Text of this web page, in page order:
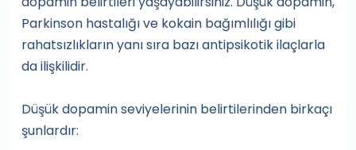
Parkinson hastalığı ve kokain bağımlılığı gibi
rahatsızlıkların yanı sıra bazı antipsikotik ilaçlarla
da ilişkilidir.
Düşük dopamin seviyelerinin belirtilerinden birkaçı
şunlardır: